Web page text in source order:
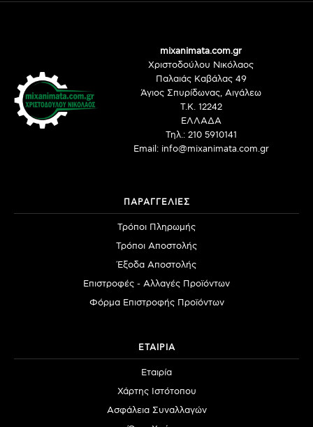
mixanimata.com.gr
Χριστοδούλου Νικόλαος
Παλαιάς Καβάλας 49
Άγιος Σπυρίδωνας, Αιγάλεω
Τ.Κ. 12242
ΕΛΛΑΔΑ
Τηλ.: 210 5910141
Email: info@mixanimata.com.gr
ΠΑΡΑΓΓΕΛΙΕΣ
Τρόποι Πληρωμής
Τρόποι Αποστολής
Έξοδα Αποστολής
Επιστροφές - Αλλαγές Προϊόντων
Φόρμα Επιστροφής Προϊόντων
ΕΤΑΙΡΙΑ
Εταιρία
Χάρτης Ιστότοπου
Ασφάλεια Συναλλαγών